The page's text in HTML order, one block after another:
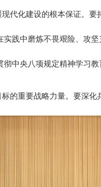
代化建设的根本保证。
践中磨炼不畏艰险、攻
中央八项规定精神学习
的重要战略力量。要深